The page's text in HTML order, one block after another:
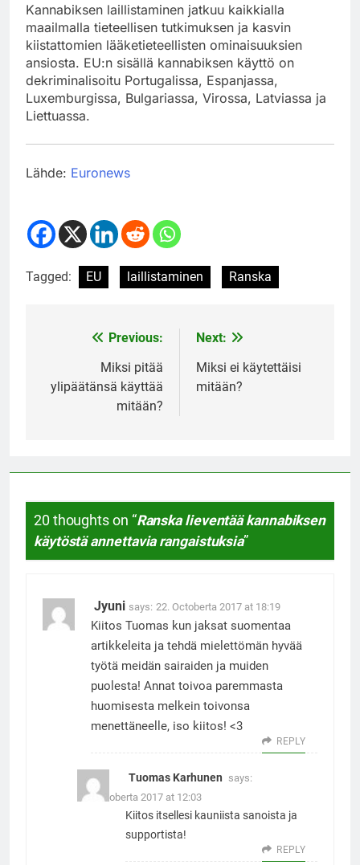
Kannabiksen laillistaminen jatkuu kaikkialla
maailmalla tieteellisen tutkimuksen ja kasvin
kiistattomien lääketieteellisten ominaisuuksien
ansiosta. EU:n sisällä kannabiksen käyttö on
dekriminalisoitu Portugalissa, Espanjassa,
Luxemburgissa, Bulgariassa, Virossa, Latviassa ja
Liettuassa.
Lähde: Euronews
Tagged: EU laillistaminen Ranska
navigation
Previous:
Miksi pitää
ylipäätänsä käyttää
mitään?
Next:
Miksi ei käytettäisi
mitään?
20 thoughts on “Ranska lieventää kannabiksen
käytöstä annettavia rangaistuksia”
Jyuni says: 22. Octoberta 2017 at 18:19
Kiitos Tuomas kun jaksat suomentaa
artikkeleita ja tehdä mielettömän hyvää
työtä meidän sairaiden ja muiden
puolesta! Annat toivoa paremmasta
huomisesta melkein toivonsa
menettäneelle, iso kiitos! <3
REPLY
Tuomas Karhunen says:
23. Octoberta 2017 at 12:03
Kiitos itsellesi kauniista sanoista ja
supportista!
REPLY